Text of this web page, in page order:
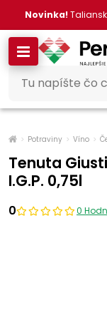
Novinka!
Potraviny Víno
Tenuta
I.G.P. 0,75l
0 0